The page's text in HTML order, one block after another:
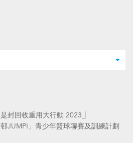
封回收重用大行動 2023⏌
JUMP!」青少年籃球聯賽及訓練計劃